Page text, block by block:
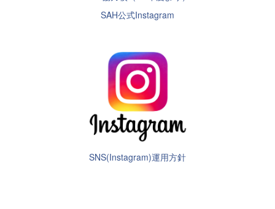
SAH公式Instagram
SNS(Instagram)運用方針